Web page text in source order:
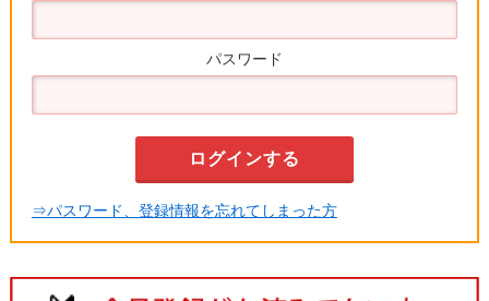
パスワード
⇒パスワード、登録情報を忘れてしまった方